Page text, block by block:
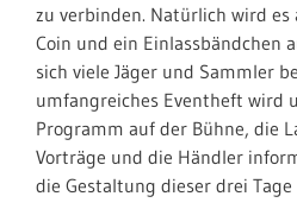
zu verbinden. Natürlich wird es
Coin und ein Einlassbändchen
sich viele Jäger und Sammler
umfangreiches Eventheft wird
Programm auf der Bühne, die
Vorträge und die Händler
die Gestaltung dieser drei Tage